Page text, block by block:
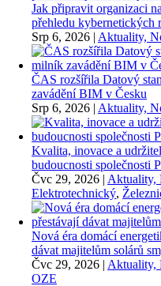
Jak připravit organizaci
přehledu kybernetických
Srp 6, 2026 | Aktuality,
ČAS rozšířila Datový
zavádění BIM v Česku
Srp 6, 2026 | Aktuality,
Kvalita, inovace a
budoucnosti společnosti
Čvc 29, 2026 | Aktuality,
Elektrotechnický,
Nová éra domácí
dávat majitelům solárů
Čvc 29, 2026 | Aktuality,
OZE